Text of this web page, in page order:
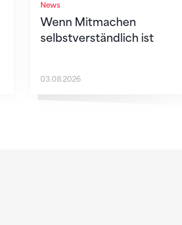
News
Wenn Mitmachen
selbstverständlich ist
03.08.2026